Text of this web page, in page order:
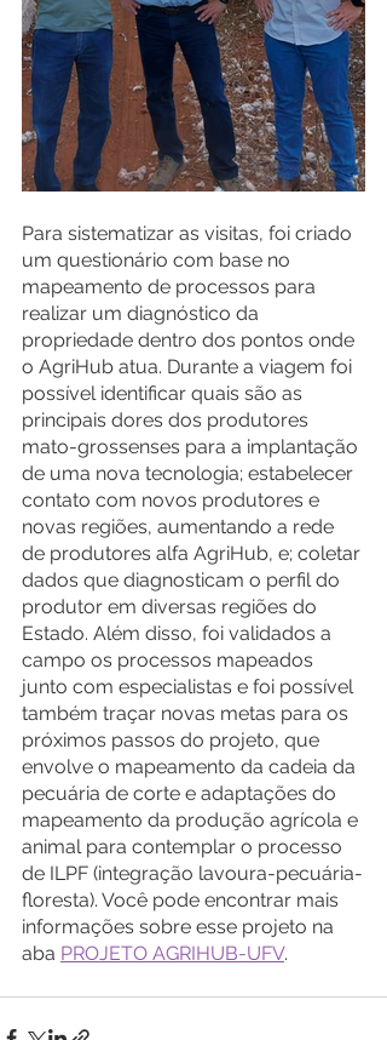
Para sistematizar as visitas, foi criado
um questionário com base no
mapeamento de processos para
realizar um diagnóstico da
propriedade dentro dos pontos onde
o AgriHub atua. Durante a viagem foi
possível identificar quais são as
principais dores dos produtores
mato-grossenses para a implantação
de uma nova tecnologia; estabelecer
contato com novos produtores e
novas regiões, aumentando a rede
de produtores alfa AgriHub, e; coletar
dados que diagnosticam o perfil do
produtor em diversas regiões do
Estado. Além disso, foi validados a
campo os processos mapeados
junto com especialistas e foi possível
também traçar novas metas para os
próximos passos do projeto, que
envolve o mapeamento da cadeia da
pecuária de corte e adaptações do
mapeamento da produção agrícola e
animal para contemplar o processo
de ILPF (integração lavoura-pecuária-
floresta). Você pode encontrar mais
informações sobre esse projeto na
aba PROJETO AGRIHUB-UFV.